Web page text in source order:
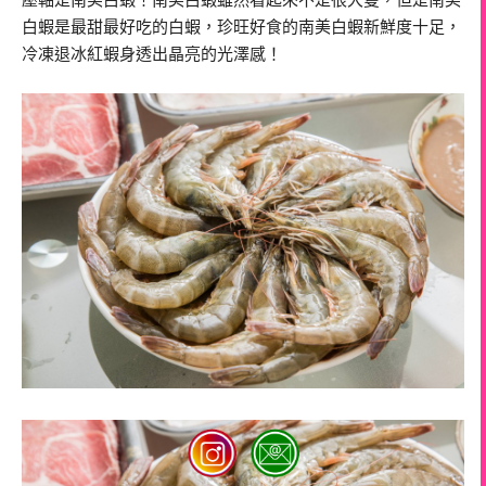
白蝦是最甜最好吃的白蝦，珍旺好食的南美白蝦新鮮度十足，
冷凍退冰紅蝦身透出晶亮的光澤感！